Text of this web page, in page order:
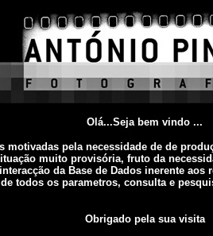
Olá...Seja bem vindo ...
motivadas pela necessidade de de
muito provisória, fruto da
da Base de Dados inerente
todos os parametros, consulta e
Obrigado pela sua visita